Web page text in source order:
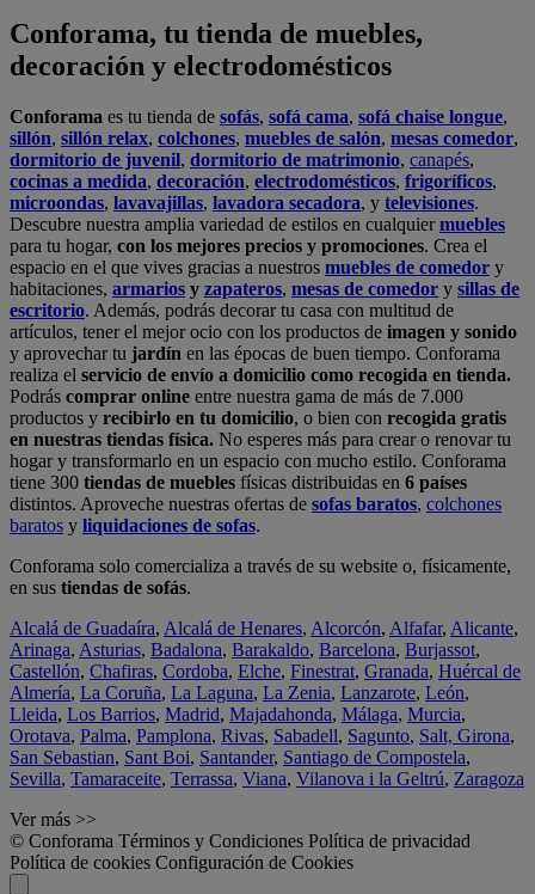
Conforama, tu tienda de muebles,
decoración y electrodomésticos
Conforama es tu tienda de sofás, sofá cama, sofá chaise longue,
sillón, sillón relax, colchones, muebles de salón, mesas comedor,
dormitorio de juvenil, dormitorio de matrimonio, canapés,
cocinas a medida, decoración, electrodomésticos, frigoríficos,
microondas, lavavajillas, lavadora secadora, y televisiones.
Descubre nuestra amplia variedad de estilos en cualquiermuebles
para tu hogar, con los mejores precios y promociones. Crea el
espacio en el que vives gracias a nuestros muebles de comedor y
habitaciones, armarios y zapateros, mesas de comedor y sillas de
escritorio. Además, podrás decorar tu casa con multitud de
artículos, tener el mejor ocio con los productos de imagen y sonido
y aprovechar tu jardín en las épocas de buen tiempo. Conforama
realiza el servicio de envío a domicilio como recogida en tienda.
Podrás comprar online entre nuestra gama de más de 7.000
productos y recibirlo en tu domicilio, o bien con recogida gratis
en nuestras tiendas física. No esperes más para crear o renovar tu
hogar y transformarlo en un espacio con mucho estilo. Conforama
tiene 300 tiendas de muebles físicas distribuidas en 6 países
distintos. Aproveche nuestras ofertas de sofas baratos, colchones
baratos y liquidaciones de sofas.
Conforama solo comercializa a través de su website o, físicamente,
en sus tiendas de sofás.
Alcalá de Guadaíra, Alcalá de Henares, Alcorcón, Alfafar, Alicante,
Arinaga, Asturias, Badalona, Barakaldo, Barcelona, Burjassot,
Castellón, Chafiras, Cordoba, Elche, Finestrat, Granada, Huércal de
Almería, La Coruña, La Laguna, La Zenia, Lanzarote, León,
Lleida, Los Barrios, Madrid, Majadahonda, Málaga, Murcia,
Orotava, Palma, Pamplona, Rivas, Sabadell, Sagunto, Salt, Girona,
San Sebastian, Sant Boi, Santander, Santiago de Compostela,
Sevilla, Tamaraceite, Terrassa, Viana, Vilanova i la Geltrú, Zaragoza
Ver más >>
© Conforama Términos y Condiciones Política de privacidad
Política de cookies Configuración de Cookies